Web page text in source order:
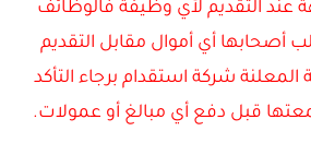
عند التقديم لأي وظيفة فالوظائف
أصحابها أي أموال مقابل التقديم
المعلنة شركة استقدام برجاء التأكد
قبل دفع أي مبالغ أو عمولات.